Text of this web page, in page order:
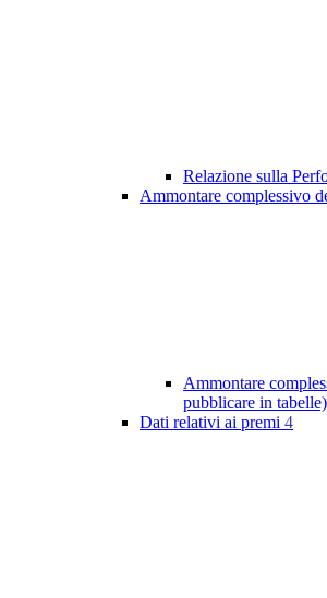
Relazione sulla
Ammontare complessivo
Ammontare
pubblicare in tabelle)
Dati relativi ai premi 4